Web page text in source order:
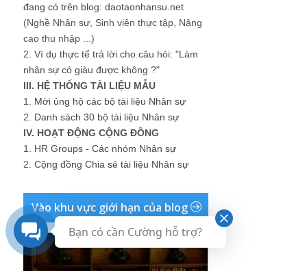
đang có trên blog: daotaonhansu.net
(Nghề Nhân sự, Sinh viên thực tập, Nâng
cao thu nhập ...)
2. Ví dụ thực tế trả lời cho câu hỏi: "Làm
nhân sự có giàu được không ?"
III. HỆ THỐNG TÀI LIỆU MẪU
1. Mời ủng hộ các bộ tài liệu Nhân sự
2. Danh sách 30 bộ tài liệu Nhân sự
IV. HOẠT ĐỘNG CỘNG ĐỒNG
1. HR Groups - Các nhóm Nhân sự
2. Cộng đồng Chia sẻ tài liệu Nhân sự
Vào khu vực giới hạn của blog
Bạn có cần Cường hỗ trợ?